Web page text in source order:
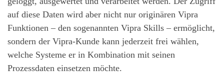
auf diese Daten wird aber nicht nur originären Vipra
Funktionen – den sogenannten Vipra Skills – ermöglicht,
sondern der Vipra-Kunde kann jederzeit frei wählen,
welche Systeme er in Kombination mit seinen
Prozessdaten einsetzen möchte.